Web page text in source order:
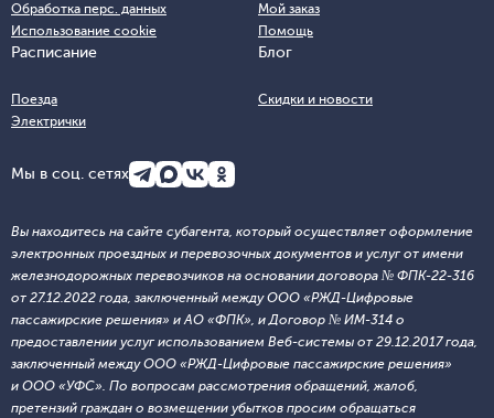
Обработка перс. данных
Использование cookie
Мой заказ
Помощь
Расписание
Поезда
Электрички
Блог
Скидки и новости
Мы в соц. сетях
Вы находитесь на сайте субагента, который осуществляет оформление
электронных проездных и перевозочных документов и услуг от имени
железнодорожных перевозчиков на основании договора № ФПК-22-316
от 27.12.2022 года, заключенный между ООО «РЖД-Цифровые
пассажирские решения» и АО «ФПК», и Договор № ИМ-314 о
предоставлении услуг использованием Веб-системы от 29.12.2017 года,
заключенный между ООО «РЖД-Цифровые пассажирские решения»
и ООО «УФС». По вопросам рассмотрения обращений, жалоб,
претензий граждан о возмещении убытков просим обращаться